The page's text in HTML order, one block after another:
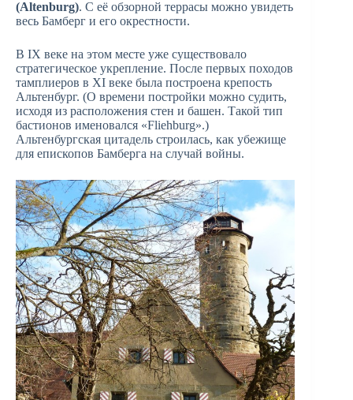
(Altenburg). С её обзорной террасы можно увидеть
весь Бамберг и его окрестности.
В IX веке на этом месте уже существовало
стратегическое укрепление. После первых походов
тамплиеров в XI веке была построена крепость
Альтенбург. (О времени постройки можно судить,
исходя из расположения стен и башен. Такой тип
бастионов именовался «Fliehburg».)
Альтенбургская цитадель строилась, как убежище
для епископов Бамберга на случай войны.